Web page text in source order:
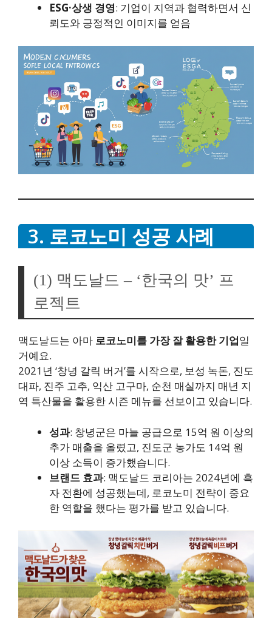
ESG·상생 경영: 기업이 지역과 협력하면서 신
뢰도와 긍정적인 이미지를 얻음
3. 로코노미 성공 사례
(1) 맥도날드 – ‘한국의 맛’ 프
로젝트
맥도날드는 아마 로코노미를 가장 잘 활용한 기업일
거예요.
2021년 ‘창녕 갈릭 버거’를 시작으로, 보성 녹돈, 진도
대파, 진주 고추, 익산 고구마, 순천 매실까지 매년 지
역 특산물을 활용한 시즌 메뉴를 선보이고 있습니다.
성과: 창녕군은 마늘 공급으로 15억 원 이상의
추가 매출을 올렸고, 진도군 농가도 14억 원
이상 소득이 증가했습니다.
브랜드 효과: 맥도날드 코리아는 2024년에 흑
자 전환에 성공했는데, 로코노미 전략이 중요
한 역할을 했다는 평가를 받고 있습니다.